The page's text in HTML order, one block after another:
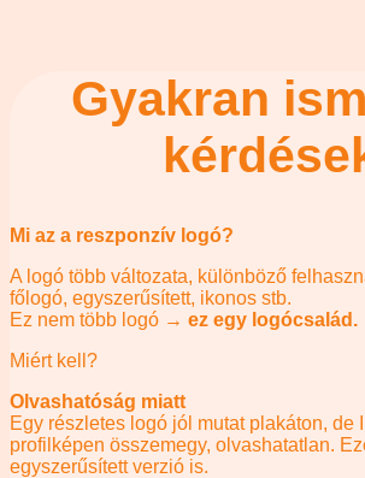
Gyakran
Mi az a reszponzív logó?
A logó több változata, különböző
főlogó, egyszerűsített, ikonos stb.
Ez nem több logó → ez egy logócsalád.
Miért kell?
Olvashatóság miatt
Egy részletes logó jól mutat plakáton, de
profilképen összemegy, olvashatatlan.
egyszerűsített verzió is.